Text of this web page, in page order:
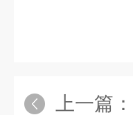
上一篇：